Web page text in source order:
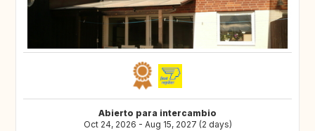
Abierto para intercambio
Oct 24, 2026 - Aug 15, 2027 (2 days)